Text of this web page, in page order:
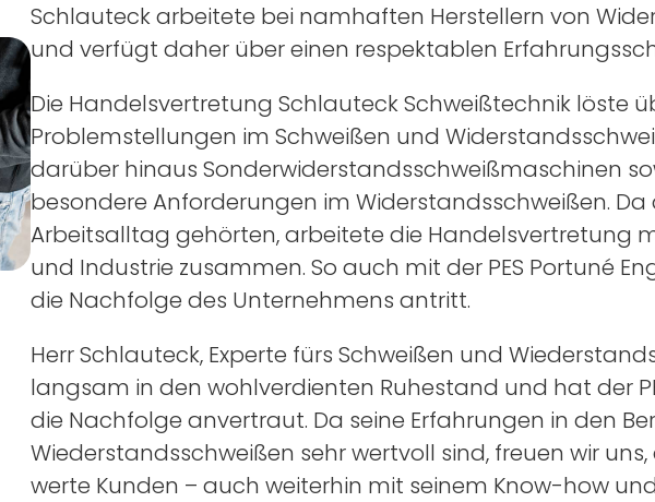
Schlauteck arbeitete bei namhaften Herstellern von
und verfügt daher über einen respektablen
Die Handelsvertretung Schlauteck Schweißtechnik löste
Problemstellungen im Schweißen und
darüber hinaus Sonderwiderstandsschweißmaschinen
besondere Anforderungen im Widerstandsschweißen.
Arbeitsalltag gehörten, arbeitete die Handelsvertretung
und Industrie zusammen. So auch mit der PES Portuné
die Nachfolge des Unternehmens antritt.
Herr Schlauteck, Experte fürs Schweißen und
langsam in den wohlverdienten Ruhestand und hat der
die Nachfolge anvertraut. Da seine Erfahrungen in den
Wiederstandsschweißen sehr wertvoll sind, freuen wir
werte Kunden – auch weiterhin mit seinem Know-how